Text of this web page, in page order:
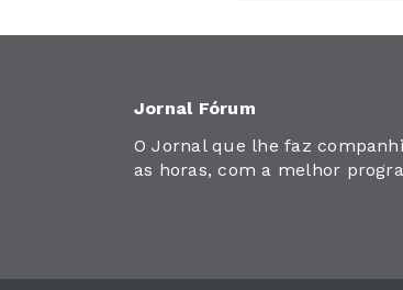
Jornal Fórum
O Jornal que lhe faz
as horas, com a melhor